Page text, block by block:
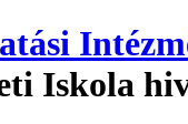
Iskola